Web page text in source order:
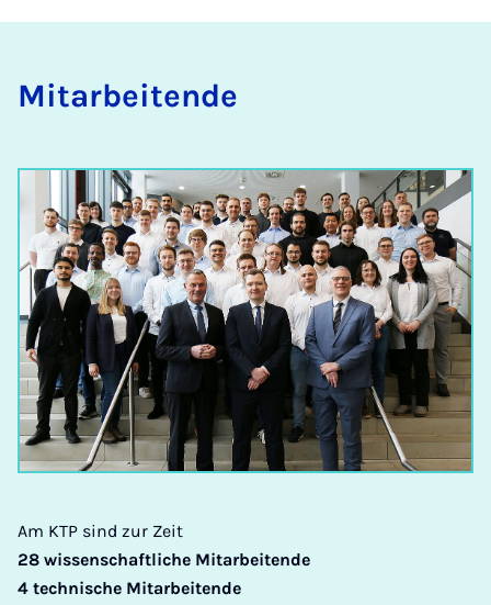
Mit­a­r­bei­ten­de
Am KTP sind zur Zeit
28 wissenschaftliche Mitarbeitende
4 technische Mitarbeitende